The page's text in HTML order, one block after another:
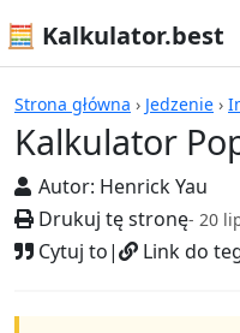
🧮 Kalkulator.best
Strona główna › Jedzenie ›
Kalkulator
Autor: Henrick Yau
Drukuj tę stronę- 20
Cytuj to| Link do
Kalkulatory